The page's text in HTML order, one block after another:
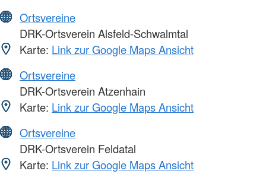
Ortsvereine
DRK-Ortsverein Alsfeld-Schwalmtal
Karte: Link zur Google Maps Ansicht
Ortsvereine
DRK-Ortsverein Atzenhain
Karte: Link zur Google Maps Ansicht
Ortsvereine
DRK-Ortsverein Feldatal
Karte: Link zur Google Maps Ansicht